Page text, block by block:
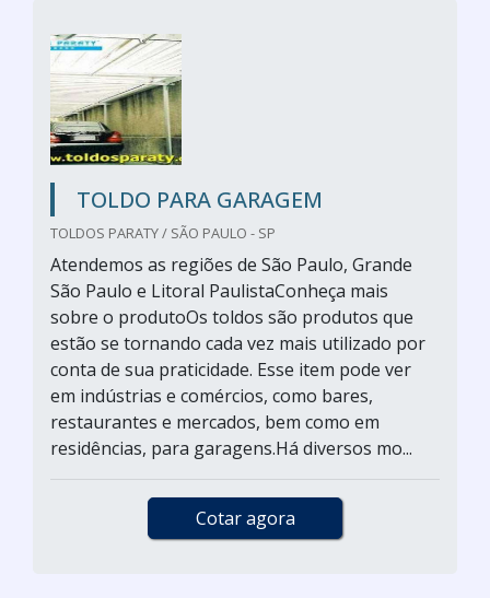
TOLDO PARA GARAGEM
TOLDOS PARATY / SÃO PAULO - SP
Atendemos as regiões de São Paulo, Grande
São Paulo e Litoral PaulistaConheça mais
sobre o produtoOs toldos são produtos que
estão se tornando cada vez mais utilizado por
conta de sua praticidade. Esse item pode ver
em indústrias e comércios, como bares,
restaurantes e mercados, bem como em
residências, para garagens.Há diversos mo...
Cotar agora